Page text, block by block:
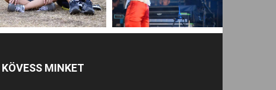
KÖVESS MINKET